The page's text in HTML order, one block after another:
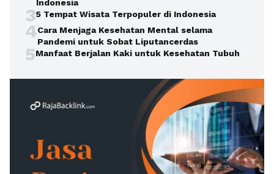
Indonesia
35 Tempat Wisata Terpopuler di Indonesia
4Cara Menjaga Kesehatan Mental selama
Pandemi untuk Sobat Liputancerdas
5Manfaat Berjalan Kaki untuk Kesehatan Tubuh